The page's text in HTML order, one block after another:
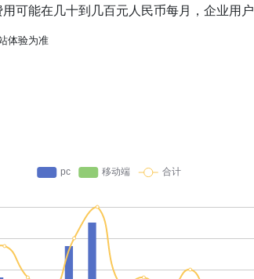
可能在几十到几百元人民币每月，企业用户
体验为准